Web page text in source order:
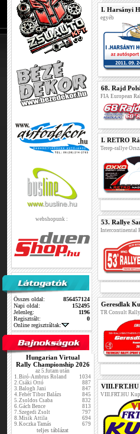
webshopunk :
Összes oldal:
856457124
Napi oldal:
152495
Jelenleg:
1196
Regisztrált:
0
Online regisztráltak:
Hungarian Virtual
Rally Championship 2026
az 5.futam után
1.Biró-Ambrus Roland
1034
2.Csáki Ottó
887
3.Balogh Jani
847
4.Fehér Tibor Balázs
845
5.Zsoldos Csaba
832
6.Gách Bence
813
7.Szegedi Zsolt
797
8.Misik Attila
694
9.Koczka Tamás 679
teljes táblázat
I. Harsányi
egyéb
68. Rajd
FIA European
I. RETRO
Terep-rallye
53. Rallye
Intercontinental
Geresdlak
TR Consult
VIII.FRT.HU
VIII.FRT.HU